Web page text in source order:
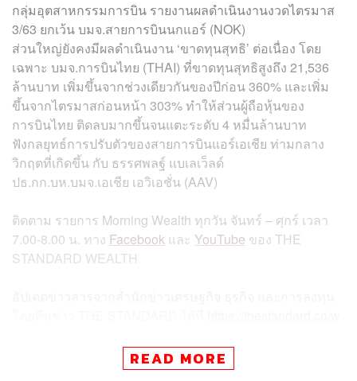
กลุ่มอุตสาหกรรมการบิน รายงานผลดำเนินงานงวดไตรมาส
3/63 ยกเว้น บมจ.สายการบินนกแอร์ (NOK)
ส่วนใหญ่ยังคงมีผลดำเนินงาน ‘ขาดทุนสุทธิ’ ต่อเนื่อง โดย
เฉพาะ บมจ.การบินไทย (THAI) ที่ขาดทุนสุทธิสูงถึง 21,536
ล้านบาท เพิ่มขึ้นจากช่วงเดียวกันของปีก่อน 360% และเพิ่ม
ขึ้นจากไตรมาสก่อนหน้า 303% ทำให้ส่วนผู้ถือหุ้นของ
การบินไทย ติดลบมากขึ้นจนแตะระดับ 4 หมื่นล้านบาท
ฟังกลยุทธ์การปรับตัวของสายการบินแอร์เอเชีย ท่ามกลาง
วิกฤตที่เกิดขึ้น กับ ธรรศพลฐ์ แบเลเว็ลด์
ปธ.กก.บห.บมจ.เอเชีย เอวิเอชั่น (AAV)
ติดตาม รายการ Morning Wealth ทุกวัน จันทร์ – ศุกร์ เวลา
7.00-8.00 น. ทาง Facebook และ YouTube ของ THE
STANDARD WEALTH
READ MORE